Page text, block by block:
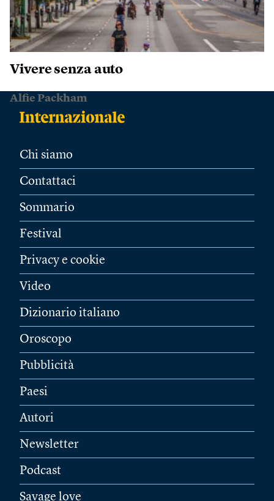
Vivere senza auto
Alfie Packham
Chi siamo
Contattaci
Sommario
Festival
Privacy e cookie
Video
Dizionario italiano
Oroscopo
Pubblicità
Paesi
Autori
Newsletter
Podcast
Savage love